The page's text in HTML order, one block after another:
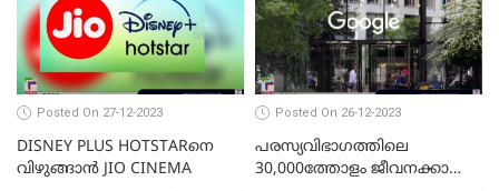
Posted On 27-12-2023
DISNEY PLUS HOTSTARനെ
വിഴുങ്ങാന്‍ JIO CINEMA
Posted On 26-12-2023
പരസ്യവിഭാഗത്തിലെ
30,000ത്തോളം ജീവനക്കാരെ